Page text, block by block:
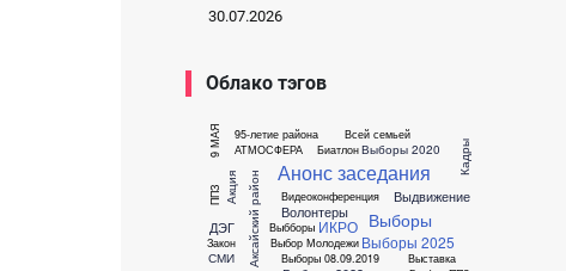
30.07.2026
Облако тэгов
9 МАЯ
95-летие района
АТМОСФЕРА
Аксайский район
Акция Анонс заседания
Биатлон
Видеоконференция
Волонтеры
Всей семьей
Выбборы
Выбор Молодежи
Выборы
Выборы 08.09.2019
Выборы 2020
Выборы 2025
Выдвижение
Выставка
ДЭГ
Закон
ИКРО
Кадры
ППЗ
СМИ